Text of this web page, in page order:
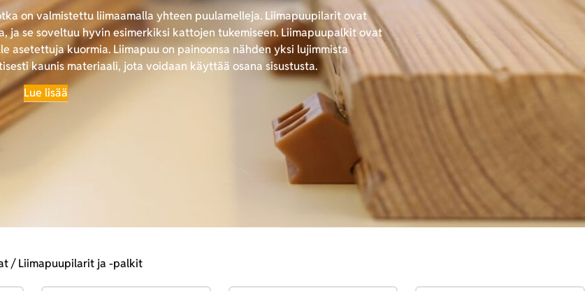
on valmistettu liimaamalla yhteen puulamelleja. Liimapuupilarit ovat
se soveltuu hyvin esimerkiksi kattojen tukemiseen. Liimapuupalkit ovat
kuormia. Liimapuu on painoonsa nähden yksi lujimmista
kaunis materiaali, jota voidaan käyttää osana sisustusta.
Lue lisää
/ Liimapuupilarit ja -palkit